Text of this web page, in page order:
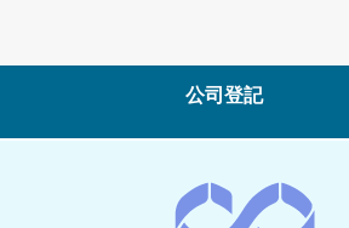
公司登記